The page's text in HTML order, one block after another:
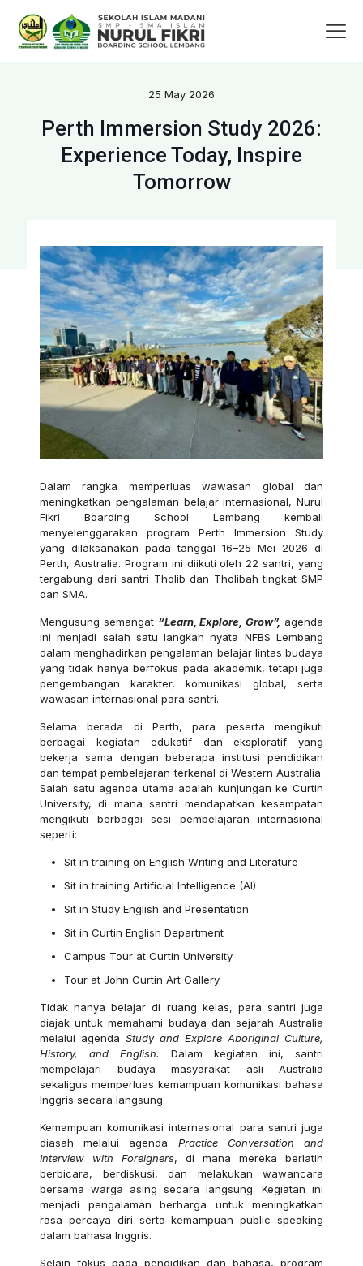
25 May 2026
Perth Immersion Study 2026:
Experience Today, Inspire
Tomorrow
Dalam rangka memperluas wawasan global dan
meningkatkan pengalaman belajar internasional, Nurul
Fikri Boarding School Lembang kembali
menyelenggarakan program Perth Immersion Study
yang dilaksanakan pada tanggal 16–25 Mei 2026 di
Perth, Australia. Program ini diikuti oleh 22 santri, yang
tergabung dari santri Tholib dan Tholibah tingkat SMP
dan SMA.
Mengusung semangat “Learn, Explore, Grow”, agenda
ini menjadi salah satu langkah nyata NFBS Lembang
dalam menghadirkan pengalaman belajar lintas budaya
yang tidak hanya berfokus pada akademik, tetapi juga
pengembangan karakter, komunikasi global, serta
wawasan internasional para santri.
Selama berada di Perth, para peserta mengikuti
berbagai kegiatan edukatif dan eksploratif yang
bekerja sama dengan beberapa institusi pendidikan
dan tempat pembelajaran terkenal di Western Australia.
Salah satu agenda utama adalah kunjungan ke Curtin
University, di mana santri mendapatkan kesempatan
mengikuti berbagai sesi pembelajaran internasional
seperti:
Sit in training on English Writing and Literature
Sit in training Artificial Intelligence (AI)
Sit in Study English and Presentation
Sit in Curtin English Department
Campus Tour at Curtin University
Tour at John Curtin Art Gallery
Tidak hanya belajar di ruang kelas, para santri juga
diajak untuk memahami budaya dan sejarah Australia
melalui agenda Study and Explore Aboriginal Culture,
History, and English. Dalam kegiatan ini, santri
mempelajari budaya masyarakat asli Australia
sekaligus memperluas kemampuan komunikasi bahasa
Inggris secara langsung.
Kemampuan komunikasi internasional para santri juga
diasah melalui agenda Practice Conversation and
Interview with Foreigners, di mana mereka berlatih
berbicara, berdiskusi, dan melakukan wawancara
bersama warga asing secara langsung. Kegiatan ini
menjadi pengalaman berharga untuk meningkatkan
rasa percaya diri serta kemampuan public speaking
dalam bahasa Inggris.
Selain fokus pada pendidikan dan bahasa, program